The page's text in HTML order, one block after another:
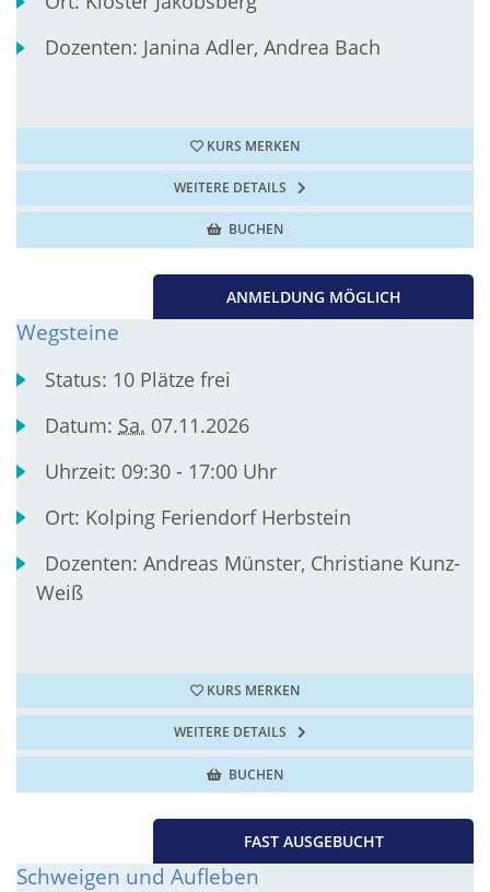
Dozenten: Janina Adler, Andrea Bach
KURS MERKEN
WEITERE DETAILS
BUCHEN
ANMELDUNG MÖGLICH
Wegsteine
Status: 10 Plätze frei
Datum: Sa. 07.11.2026
Uhrzeit: 09:30 - 17:00 Uhr
Ort: Kolping Feriendorf Herbstein
Dozenten:Andreas Münster, Christiane Kunz-
Weiß
KURS MERKEN
WEITERE DETAILS
BUCHEN
FAST AUSGEBUCHT
Schweigen und Aufleben